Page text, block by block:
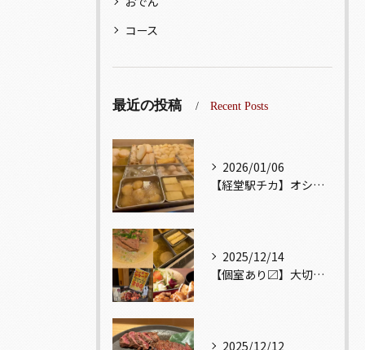
コース
最近の投稿 Recent Posts
2026/01/06
【経堂駅チカ】オシャレ居酒屋🏮出汁が美味しいおでんがオススメ...
2025/12/14
【個室あり〼】大切な記念日、お祝い事でのご来店ぜひお待ちして...
2025/12/12